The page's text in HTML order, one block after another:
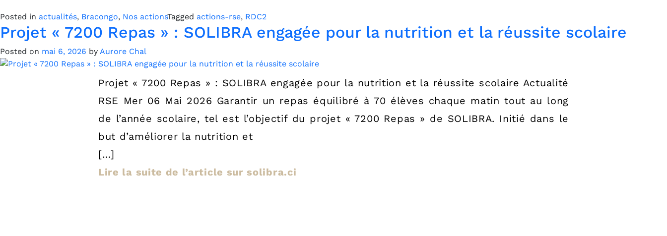
Posted in actualités, Bracongo, Nos actionsTagged actions-rse, RDC2
Projet « 7200 Repas » : SOLIBRA engagée pour la nutrition et la réussite scolaire
Posted on mai 6, 2026 by Aurore Chal
Projet « 7200 Repas » : SOLIBRA engagée pour la nutrition et la réussite scolaire Actualité
RSE Mer 06 Mai 2026 Garantir un repas équilibré à 70 élèves chaque matin tout au long
de l’année scolaire, tel est l’objectif du projet « 7200 Repas » de SOLIBRA. Initié dans le
but d’améliorer la nutrition et
[…]
Lire la suite de l’article sur solibra.ci